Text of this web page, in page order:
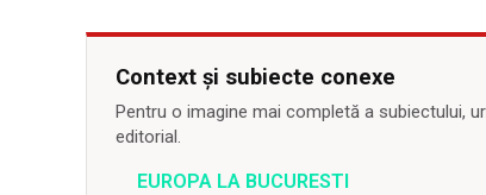
Context și subiecte conexe
Pentru o imagine mai completă a subiectului,
editorial.
EUROPA LA BUCURESTI